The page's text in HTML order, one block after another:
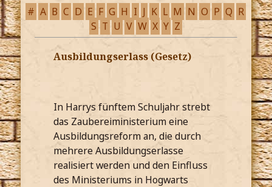
# A B C D E F G H I J K L M N O P Q R
S T U V W X Y Z
Ausbildungserlass (Gesetz)
In Harrys fünftem Schuljahr strebt
das Zaubereiministerium eine
Ausbildungsreform an, die durch
mehrere Ausbildungserlasse
realisiert werden und den Einfluss
des Ministeriums in Hogwarts